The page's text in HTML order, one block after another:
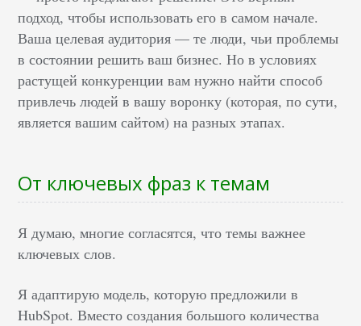
подход, чтобы использовать его в самом начале.
Ваша целевая аудитория — те люди, чьи проблемы
в состоянии решить ваш бизнес. Но в условиях
растущей конкуренции вам нужно найти способ
привлечь людей в вашу воронку (которая, по сути,
является вашим сайтом) на разных этапах.
От ключевых фраз к темам
Я думаю, многие согласятся, что темы важнее
ключевых слов.
Я адаптирую модель, которую предложили в
HubSpot. Вместо создания большого количества